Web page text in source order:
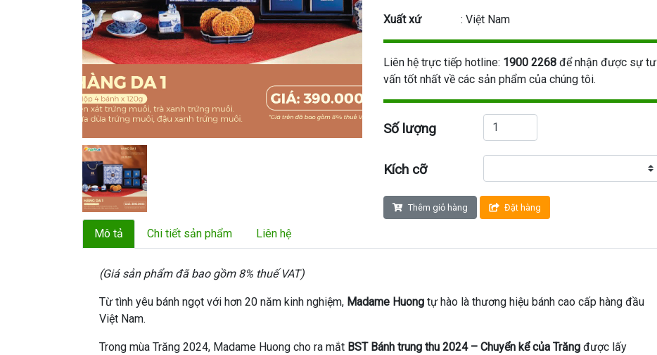
Xuất xứ : Việt Nam
Liên hệ trực tiếp hotline: 1900 2268để nhận được sự tư
vấn tốt nhất về các sản phẩm của chúng tôi.
Số lượng
Kích cỡ
Thêm giỏ hàng Đặt hàng
Mô tả Chi tiết sản phẩm Liên hệ
(Giá sản phẩm đã bao gồm 8% thuế VAT)
Từ tình yêu bánh ngọt với hơn 20 năm kinh nghiệm, Madame Huong tự hào là thương hiệu bánh cao cấp hàng đầu
Việt Nam.
Trong mùa Trăng 2024, Madame Huong cho ra mắt BST Bánh trung thu 2024 – Chuyển kể của Trăng được lấy